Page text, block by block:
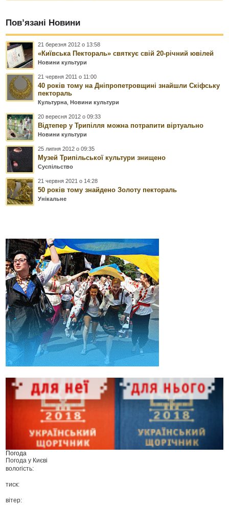
Пов’язані Новини
21 березня 2012 о 13:58
«Київська Пектораль» святкує свій 20-річний ювілей
Новини культури
21 червня 2011 о 11:00
40 років тому на Дніпропетровщині знайшли Скіфську
пектораль
Культурна Новини культури
20 вересня 2012 о 09:33
Відтепер у Трипілля можна потрапити віртуально
Новини культури
25 липня 2012 о 09:35
Музей Трипільської культури знищено
Суспільство
21 червня 2021 о 14:28
50 років тому знайдено Золоту пектораль
Унікальне
Погода
Погода у Києві
вологість:
тиск:
вітер: